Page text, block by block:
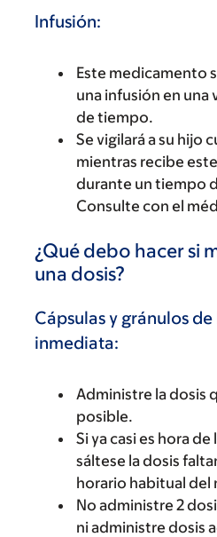
Infusión:
Este medicamento
una infusión en una
de tiempo.
Se vigilará a su hijo
mientras recibe
durante un tiempo
Consulte con el
¿Qué debo hacer si
una dosis?
Cápsulas y gránulos
inmediata:
Administre la dosis
posible.
Si ya casi es hora
sáltese la dosis
horario habitual del
No administre 2
ni administre dosis